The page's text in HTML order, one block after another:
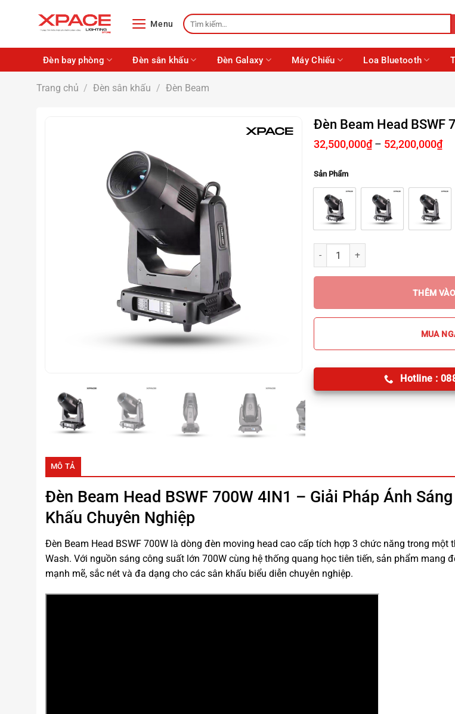
Menu
Tìm
kiếm:
Đèn bay phòng Đèn sân khấu Đèn Galaxy Máy Chiếu Loa Bluetooth
Trang chủ / Đèn sân khấu / Đèn Beam
Đèn Beam Head BSWF
32,500,000₫ – 52,200,000₫
đến
Sản Phẩm
Đèn Beam Head BSWF 700W 4IN1 số
THÊM
MUA
Hotline :
MÔ TẢ
Đèn Beam Head BSWF 700W4IN1 – Giải Pháp Ánh
Khấu Chuyên Nghiệp
Đèn Beam Head BSWF 700W là dòng đèn moving head cao cấp tích hợp 3 chức năng trong một
Wash. Với nguồn sáng công suất lớn 700W cùng hệ thống quang học tiên tiến, sản phẩm mang
mạnh mẽ, sắc nét và đa dạng cho các sân khấu biểu diễn chuyên nghiệp.